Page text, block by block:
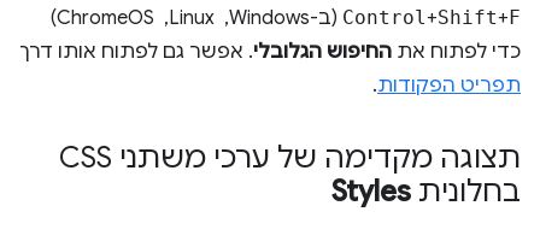
Control+Shift+F
(ב-Windows, ‏ Linux, ‏ ChromeOS)
כדי לפתוח את החיפוש הגלובלי. אפשר גם לפתוח אותו דרך
תפריט הפקודות.
תצוגה מקדימה של ערכי משתני CSS
בחלונית Styles